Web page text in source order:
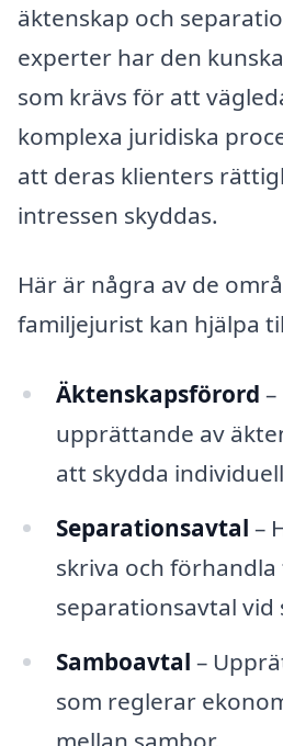
äktenskap och
experter har den
som krävs för att
komplexa juridiska
att deras klienters
intressen skyddas.
Här är några av de
familjejurist kan hjälpa
Äktenskapsförord
upprättande av
att skydda
Separationsavtal –
skriva och förhandla
separationsavtal vid
Samboavtal –
som reglerar